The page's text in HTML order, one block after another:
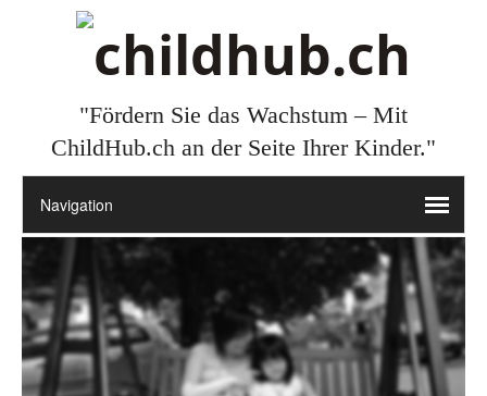
"Fördern Sie das Wachstum – Mit
ChildHub.ch an der Seite Ihrer Kinder."